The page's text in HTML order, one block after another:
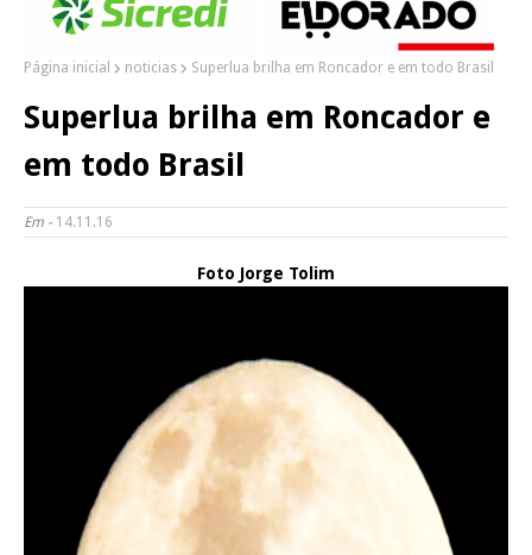
Página inicial noticias Superlua brilha em Roncador e em todo Brasil
Superlua brilha em Roncador e
em todo Brasil
Em - 14.11.16
Foto Jorge Tolim